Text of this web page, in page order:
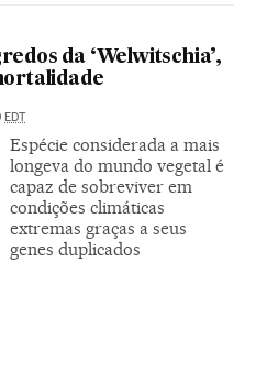
da ‘Welwitschia’,
EDT
Espécie considerada a mais
longeva do mundo vegetal é
capaz de sobreviver em
condições climáticas
extremas graças a seus
genes duplicados